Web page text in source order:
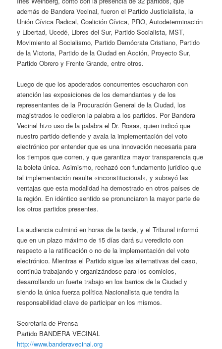
además de Bandera Vecinal, fueron el Partido Justicialista, la
Unión Cívica Radical, Coalición Cívica, PRO, Autodeterminación
y Libertad, Ucedé, Libres del Sur, Partido Socialista, MST,
Movimiento al Socialismo, Partido Demócrata Cristiano, Partido
de la Victoria, Partido de la Ciudad en Acción, Proyecto Sur,
Partido Obrero y Frente Grande, entre otros.
Luego de que los apoderados concurrentes escucharon con
atención las exposiciones de los demandantes y de los
representantes de la Procuración General de la Ciudad, los
magistrados le cedieron la palabra a los partidos. Por Bandera
Vecinal hizo uso de la palabra el Dr. Rosas, quien indicó que
nuestro partido defiende y avala la implementación del voto
electrónico por entender que es una innovación necesaria para
los tiempos que corren, y que garantiza mayor transparencia que
la boleta única. Asimismo, rechazó con fundamento jurídico que
tal implementación resulte «inconstitucional», y subrayó las
ventajas que esta modalidad ha demostrado en otros países de
la región. En idéntico sentido se pronunciaron la mayor parte de
los otros partidos presentes.
La audiencia culminó en horas de la tarde, y el Tribunal informó
que en un plazo máximo de 15 días dará su veredicto con
respecto a la ratificación o no de la implementación del voto
electrónico. Mientras el Partido sigue las alternativas del caso,
continúa trabajando y organizándose para los comicios,
desarrollando un fuerte trabajo en los barrios de la Ciudad y
siendo la única fuerza política Nacionalista que tendra la
responsabilidad clave de participar en los mismos.
Secretaría de Prensa
Partido BANDERA VECINAL
http://www.banderavecinal.org